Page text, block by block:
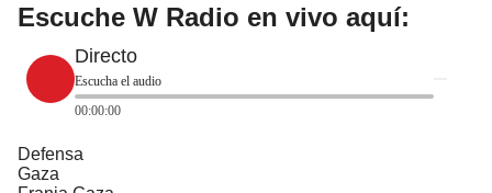
Escuche W Radio en vivo aquí:
Directo
Escucha el audio
00:00:00
Defensa
Gaza